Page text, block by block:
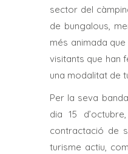
sector del
de bungalous,
més animada
visitants que han
una modalitat de
Per la seva
dia 15
contractació de
turisme actiu,